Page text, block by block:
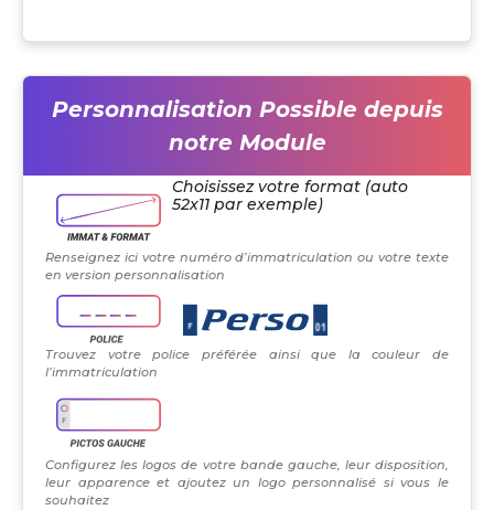
Personnalisation Possible depuis
notre Module
Choisissez votre format (auto
52x11 par exemple)
Renseignez ici votre numéro d’immatriculation ou votre texte
en version personnalisation
Trouvez votre police préférée ainsi que la couleur de
l’immatriculation
Configurez les logos de votre bande gauche, leur disposition,
leur apparence et ajoutez un logo personnalisé si vous le
souhaitez